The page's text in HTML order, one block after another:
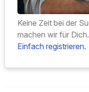
Keine Zeit bei der
machen wir für Dich.
Einfach registrieren.